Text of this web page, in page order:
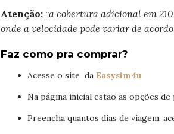
Atenção: “a cobertura adicional em
onde a velocidade pode variar de
Faz como pra comprar?
Acesse o site da Easysim4u
Na página inicial estão as opções
Preencha quantos dias de viagem,